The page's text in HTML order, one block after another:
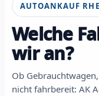
AUTOANKAUF
Welche
wir an?
Ob
nicht fahrbereit: AK